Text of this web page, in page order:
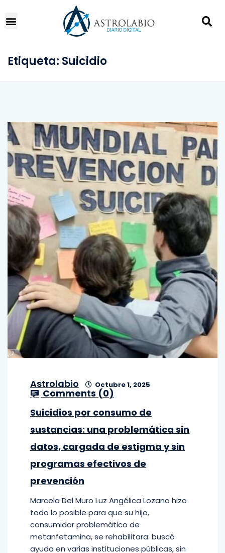
Etiqueta: Suicidio
Astrolabio Octubre 1, 2025
Comments (0)
Suicidios por consumo de
sustancias: una problemática sin
datos, cargada de estigma y sin
programas efectivos de
prevención
Marcela Del Muro Luz Angélica Lozano hizo
todo lo posible para que su hijo,
consumidor problemático de
metanfetamina, se rehabilitara: buscó
ayuda en varias instituciones públicas, sin